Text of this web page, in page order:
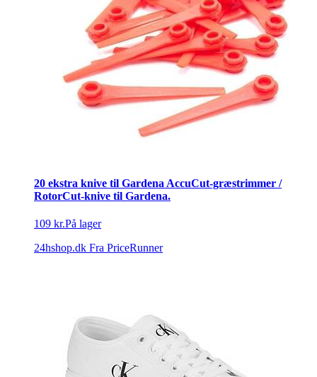
20 ekstra knive til Gardena AccuCut-græstrimmer /
RotorCut-knive til Gardena.
109 kr.På lager
24hshop.dk Fra PriceRunner